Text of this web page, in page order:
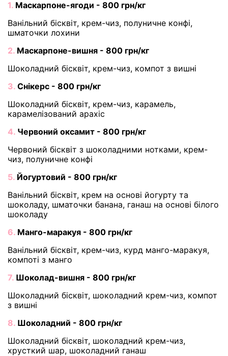
1. Маскарпоне-ягоди - 800 грн/кг
Ванільний бісквіт, крем-чиз, полуничне конфі,
шматочки лохини
2. Маскарпоне-вишня - 800 грн/кг
Шоколадний бісквіт, крем-чиз, компот з вишні
3. Снікерс - 800 грн/кг
Шоколадний бісквіт, крем-чиз, карамель,
карамелізований арахіс
4. Червоний оксамит - 800 грн/кг
Червоний бісквіт з шоколадними нотками, крем-
чиз, полуничне конфі
5. Йогуртовий - 800 грн/кг
Ванільний бісквіт, крем на основі йогурту та
шоколаду, шматочки банана, ганаш на основі білого
шоколаду
6. Манго-маракуя - 800 грн/кг
Ванільний бісквіт, крем-чиз, курд манго-маракуя,
компоті з манго
7. Шоколад-вишня - 800 грн/кг
Шоколадний бісквіт, шоколадний крем-чиз, компот
з вишні
8. Шоколадний - 800 грн/кг
Шоколадний бісквіт, шоколадний крем-чиз,
хрусткий шар, шоколадний ганаш